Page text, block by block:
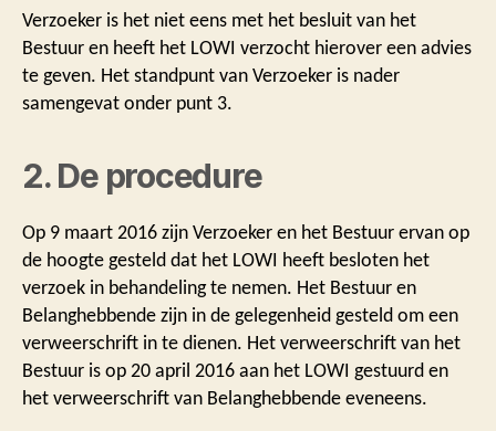
Verzoeker is het niet eens met het besluit van het
Bestuur en heeft het LOWI verzocht hierover een advies
te geven. Het standpunt van Verzoeker is nader
samengevat onder punt 3.
2. De procedure
Op 9 maart 2016 zijn Verzoeker en het Bestuur ervan op
de hoogte gesteld dat het LOWI heeft besloten het
verzoek in behandeling te nemen. Het Bestuur en
Belanghebbende zijn in de gelegenheid gesteld om een
verweerschrift in te dienen. Het verweerschrift van het
Bestuur is op 20 april 2016 aan het LOWI gestuurd en
het verweerschrift van Belanghebbende eveneens.